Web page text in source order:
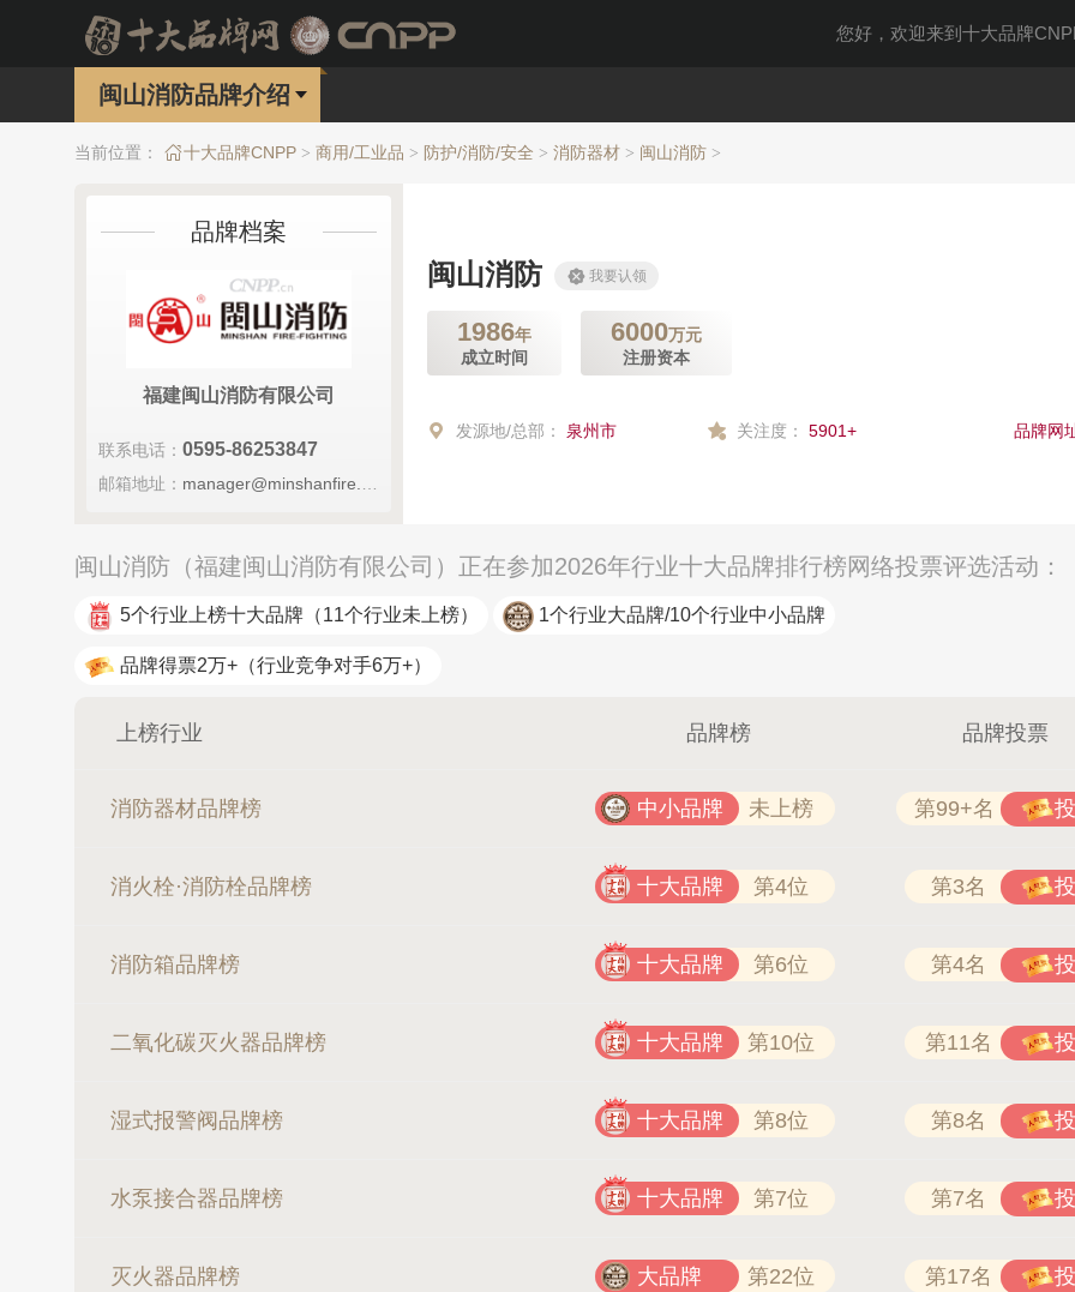
您好，欢迎来到十大品牌
闽山消防品牌介绍
当前位置： 十大品牌CNPP > 商用/工业品 > 防护/消防/安全 > 消防器材 > 闽山消防 >
品牌档案
福建闽山消防有限公司
联系电话： 0595-86253847
邮箱地址： manager@minshanfire.com
闽山消防 我要认领
1986年
成立时间
6000万元
注册资本
发源地/总部： 泉州市 关注度： 5901+ 品牌网
闽山消防（福建闽山消防有限公司）正在参加2026年行业十大品牌排行榜网络投票评选活动：
5个行业上榜十大品牌 （11个行业未上榜） 1个行业大品牌/10个行业中小品牌
品牌得票2万+ （行业竞争对手6万+）
上榜行业 品牌榜 品牌投票
消防器材品牌榜 中小品牌 未上榜 第99+名
消火栓·消防栓品牌榜 十大品牌 第4位 第3名
消防箱品牌榜 十大品牌 第6位 第4名
二氧化碳灭火器品牌榜 十大品牌 第10位 第11名
湿式报警阀品牌榜 十大品牌 第8位 第8名
水泵接合器品牌榜 十大品牌 第7位 第7名
灭火器品牌榜 大品牌 第22位 第17名